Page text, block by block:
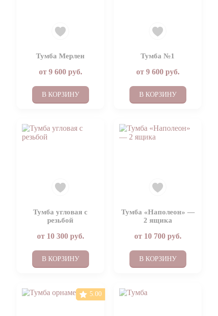
Тумба Мерлен
от 9 600руб.
В КОРЗИНУ
Тумба №1
от 9 600руб.
В КОРЗИНУ
Тумба угловая с
резьбой
от 10 300руб.
В КОРЗИНУ
Тумба «Наполеон» —
2 ящика
от 10 700руб.
В КОРЗИНУ
5.00